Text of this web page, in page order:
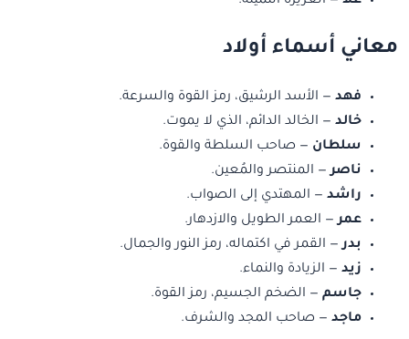
معاني أسماء أولاد
فهد — الأسد الرشيق، رمز القوة والسرعة.
خالد — الخالد الدائم، الذي لا يموت.
سلطان — صاحب السلطة والقوة.
ناصر— المنتصر والمُعين.
راشد — المهتدي إلى الصواب.
عمر— العمر الطويل والازدهار.
بدر— القمر في اكتماله، رمز النور والجمال.
زيد — الزيادة والنماء.
جاسم — الضخم الجسيم، رمز القوة.
ماجد — صاحب المجد والشرف.